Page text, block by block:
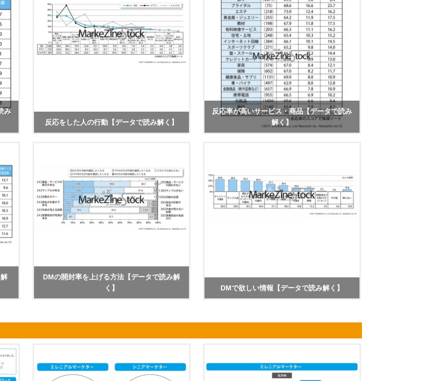
み
反応をした人の行動【データで読み解く】
反応率が高いサービス・商品【データで読み
解く】
DMの開封率を上げる方法【データで読み解
く】
DMで欲しい情報【データで読み解く】